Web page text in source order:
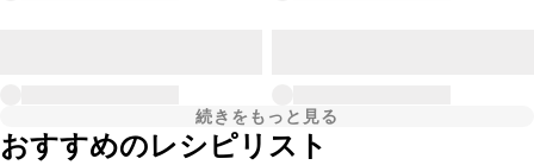
続きをもっと見る
おすすめのレシピリスト